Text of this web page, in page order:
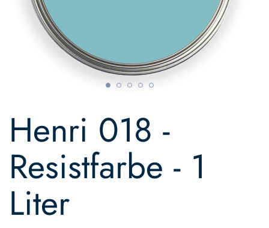
Henri 018 -
Resistfarbe - 1
Liter
beginning
the
images